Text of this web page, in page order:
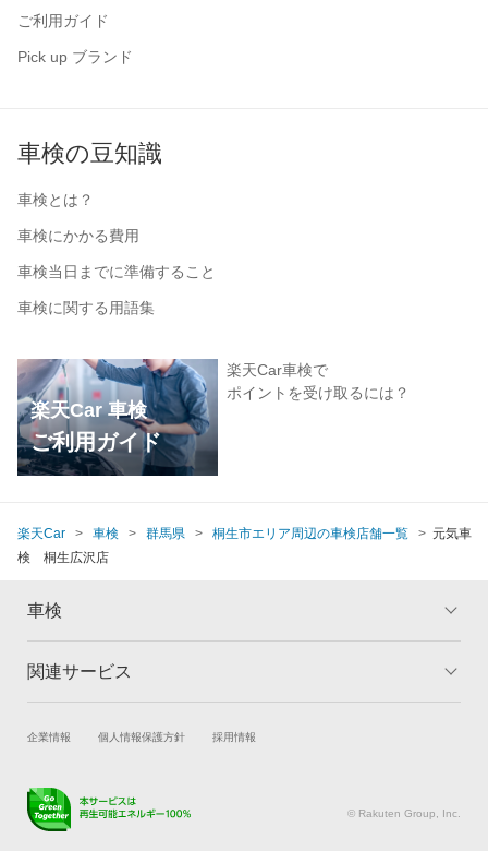
ご利用ガイド
Pick up ブランド
車検の豆知識
車検とは？
車検にかかる費用
車検当日までに準備すること
車検に関する用語集
楽天Car 車検
ご利用ガイド
楽天Car車検で
ポイントを受け取るには？
楽天Car 車検 群馬県 桐生市エリア周辺の車検店舗一覧
元気車
検 桐生広沢店
車検
トップ
車検の基礎知識 キャンペーン一覧
関連サービス
試乗・商談 新車購入
キズ修理予約
メンテナンス管理
企業情報 個人情報保護方針 採用情報
© Rakuten Group, Inc.